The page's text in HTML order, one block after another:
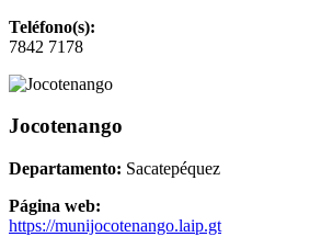
Teléfono(s):
7842 7178
Jocotenango
Departamento: Sacatepéquez
Página web:
https://munijocotenango.laip.gt